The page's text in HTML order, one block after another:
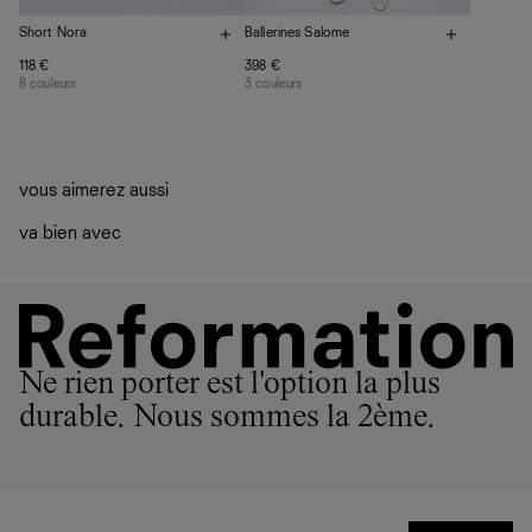
Short Nora
118 €
8 couleurs
Ballerines Salome
398 €
3 couleurs
vous aimerez aussi
va bien avec
Ne rien porter est l'option la plus
durable. Nous sommes la 2ème.